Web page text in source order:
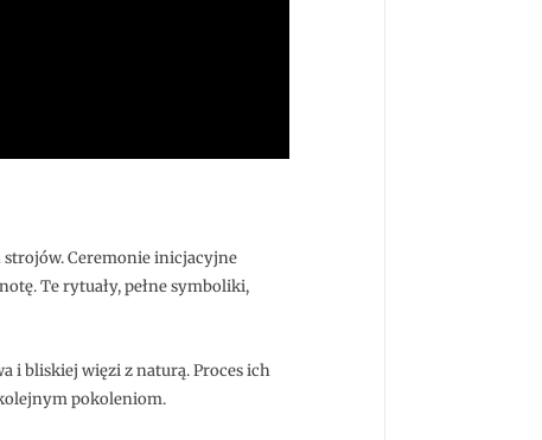
Ceremonie inicjacyjne
Te rytuały, pełne symboliki,
i bliskiej więzi z naturą. Proces ich
pokoleniom.